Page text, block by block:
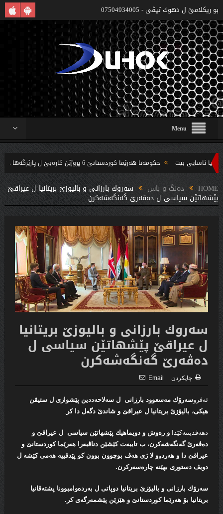
بو ريكلامێ ل دهوك تیڤی - 07504934005
Menu
حکومەتا هەرێما کوردستانێ 6 پروژێن کارەبێ ل پارێزگەها دهوکێ هنارتنه‌ قوناغا بجهئینانێ
بریار ده‌رئێخستنHOME دەنگ و باس سەروك بارزانی و بالیوزێ بریتانیا ل عیراقێ
پێشهاتێن سیاسی ل دەڤەرێ گەنگەشەكرن
سەروك بارزانی و بالیوزێ بریتانیا
ل عیراقێ پێشهاتێن سیاسی ل
دەڤەرێ گەنگەشەكرن
چاپكردن Email
ئەڤروسه‌رۆك مه‌سعوود بارزانى ل سه‌لاحه‌ددین پێشوازى ل ستیڤن
هیكى، بالیۆزێ بریتانیا ل عیراقێ و شاندێ دگه‌ل دا كر
دهەڤدیتنەكێدا و ره‌وش و دویماهیك پێشهاتێن سیاسى ل عیراقێ و
ده‌ڤه‌رێ گەنگەشەكرن، ب تایبه‌ت كێشێن دناڤبه‌را هه‌رێما كوردستانێ و
عیراقێ دا و هه‌ردوو لا ژى هه‌ڤ بوچوون بوون كو پێدڤییه‌ هه‌می كێشە‌ ل
دویڤ د‌ستورى بهێنە چارەسەركرن.
سەرۆك بارزانی و بالیۆزێ بریتانیا دوپاتى ل به‌رده‌وامبوونا پشته‌ڤانیا
بریتانیا‌ بۆ هه‌رێما كوردستانێ و هێزێن پێشمه‌رگەی كر‌.